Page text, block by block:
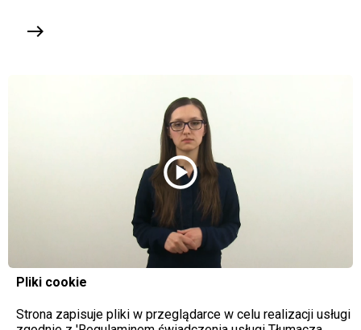
east
play_circle
Pliki cookie
Strona zapisuje pliki w przeglądarce w celu realizacji usługi